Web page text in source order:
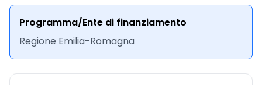
Programma/Ente di finanziamento
Regione Emilia-Romagna